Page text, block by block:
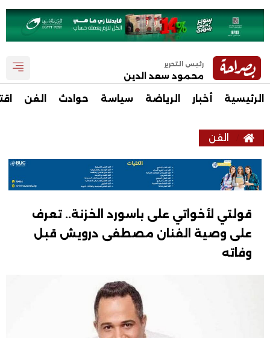
رئيس التحرير
محمود سعد الدين
الرئيسية أخبار الرياضة سياسة حوادث الفن
الفن
قولتي لأخواتي على باسورد الخزنة.. تعرف
على وصية الفنان مصطفى درويش قبل
وفاته